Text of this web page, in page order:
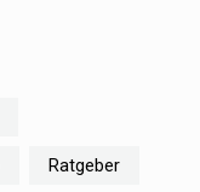
Ratgeber